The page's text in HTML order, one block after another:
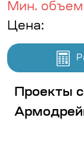
Мин.
Цена:
Проекты